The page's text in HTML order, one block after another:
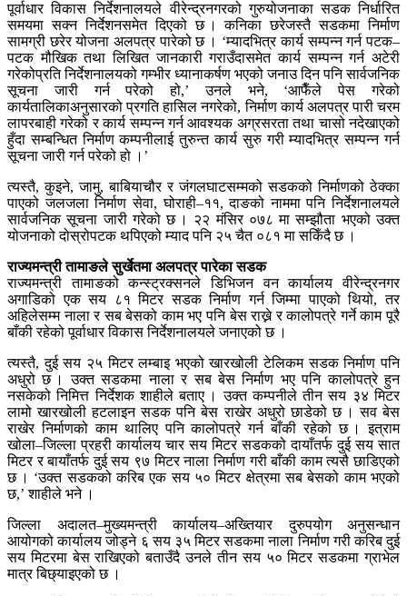
पूर्वाधार विकास निर्देशनालयले वीरेन्द्रनगरको गुरुयोजनाका सडक निर्धारित
समयमा सक्न निर्देशनसमेत दिएको छ । कनिका छरेजस्तै सडकमा निर्माण
सामग्री छरेर योजना अलपत्र पारेको छ । ‘म्यादभित्र कार्य सम्पन्न गर्न पटक–
पटक मौखिक तथा लिखित जानकारी गराउँदासमेत कार्य सम्पन्न गर्न अटेरी
गरेकोप्रति निर्देशनालयको गम्भीर ध्यानाकर्षण भएको जनाउ दिन पनि सार्वजनिक
सूचना जारी गर्न परेको हो,’ उनले भने, ‘आफैँले पेस गरेको
कार्यतालिकाअनुसारको प्रगति हासिल नगरेको, निर्माण कार्य अलपत्र पारी चरम
लापरबाही गरेको र कार्य सम्पन्न गर्न आवश्यक अग्रसरता तथा चासो नदेखाएको
हुँदा सम्बन्धित निर्माण कम्पनीलाई तुरुन्त कार्य सुरु गरी म्यादभित्र सम्पन्न गर्न
सूचना जारी गर्न परेको हो ।’
त्यस्तै, कुइने, जामु, बाबियाचौर र जंगलघाटसम्मको सडकको निर्माणको ठेक्का
पाएको जलजला निर्माण सेवा, घोराही–११, दाङको नाममा पनि निर्देशनालयले
सार्वजनिक सूचना जारी गरेको छ । २२ मंसिर ०७८ मा सम्झौता भएको उक्त
योजनाको दोस्रोपटक थपिएको म्याद पनि २५ चैत ०८१ मा सकिँदै छ ।
राज्यमन्त्री तामाङले सुर्खेतमा अलपत्र पारेका सडक
राज्यमन्त्री तामाङको कन्स्ट्रक्सनले डिभिजन वन कार्यालय वीरेन्द्रनगर
अगाडिको एक सय ८१ मिटर सडक निर्माण गर्न जिम्मा पाएको थियो, तर
अहिलेसम्म नाला र सब बेसको काम भए पनि बेस राख्ने र कालोपत्रे गर्ने काम पूरै
बाँकी रहेको पूर्वाधार विकास निर्देशनालयले जनाएको छ ।
त्यस्तै, दुई सय २५ मिटर लम्बाइ भएको खारखोली टेलिकम सडक निर्माण पनि
अधुरो छ । उक्त सडकमा नाला र सब बेस निर्माण भए पनि कालोपत्रे हुन
नसकेको निमित्त निर्देशक शाहीले बताए । उक्त कम्पनीले तीन सय ३४ मिटर
लामो खारखोली हटलाइन सडक पनि बेस राखेर अधुरो छाडेको छ । सव बेस
राखेर निर्माणको काम थालिए पनि कालोपत्रे गर्न बाँकी रहेको छ । इत्राम
खोला–जिल्ला प्रहरी कार्यालय चार सय मिटर सडकको दायाँतर्फ दुई सय सात
मिटर र बायाँतर्फ दुई सय ९७ मिटर नाला निर्माण गरी बाँकी काम त्यसै छाडिएको
छ । ‘उक्त सडकको करिब एक सय ५० मिटर क्षेत्रमा सब बेसको काम भएको
छ,’ शाहीले भने ।
जिल्ला अदालत–मुख्यमन्त्री कार्यालय–अख्तियार दुरुपयोग अनुसन्धान
आयोगको कार्यालय जोड्ने ६ सय ३५ मिटर सडकमा नाला निर्माण गरी करिब दुई
सय मिटरमा बेस राखिएको बताउँदै उनले तीन सय ५० मिटर सडकमा ग्राभेल
मात्र बिछ्याइएको छ ।